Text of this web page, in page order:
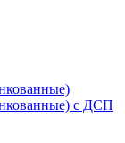
с ДСП